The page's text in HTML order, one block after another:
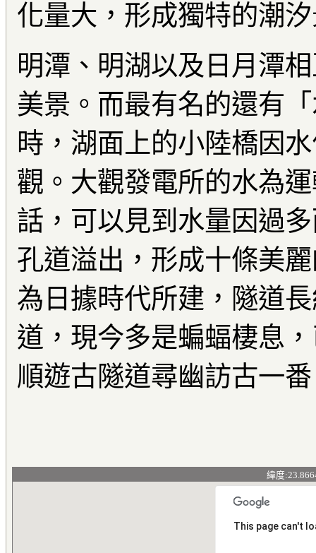
化量大，形成獨特的潮
明潭、明湖以及日月潭
美景。而最有名的還有
時，湖面上的小陸橋因
觀。大觀發電所的水為
話，可以見到水量因過
孔道溢出，形成十條美
為日據時代所建，隧道
道，現今多是蝙蝠棲息
順遊古隧道尋幽訪古一
緯度
This page can't